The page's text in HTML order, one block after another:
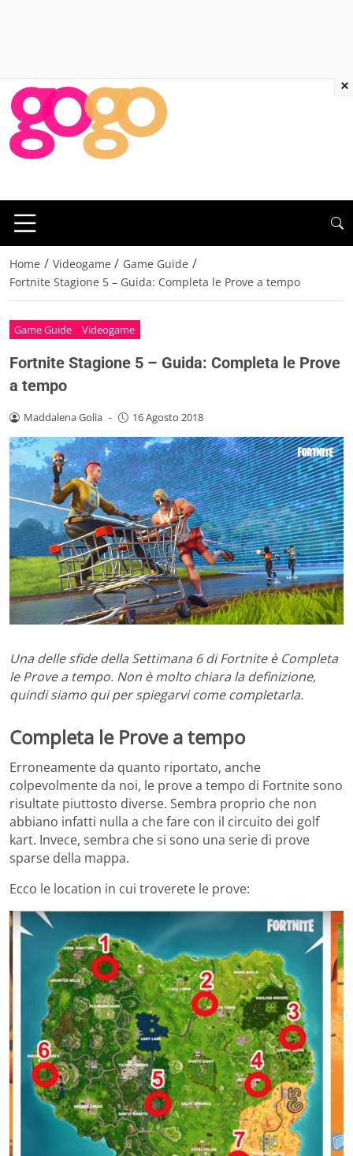
Home / Videogame / Game Guide /
Fortnite Stagione 5 – Guida: Completa le Prove a tempo
Game Guide Videogame
Fortnite Stagione 5 – Guida: Completa le Prove
a tempo
Maddalena Golia - 16 Agosto 2018
Una delle sfide della Settimana 6 di Fortnite è Completa
le Prove a tempo. Non è molto chiara la definizione,
quindi siamo qui per spiegarvi come completarla.
Completa le Prove a tempo
Erroneamente da quanto riportato, anche
colpevolmente da noi, le prove a tempo di Fortnite sono
risultate piuttosto diverse. Sembra proprio che non
abbiano infatti nulla a che fare con il circuito dei golf
kart. Invece, sembra che si sono una serie di prove
sparse della mappa.
Ecco le location in cui troverete le prove:
×